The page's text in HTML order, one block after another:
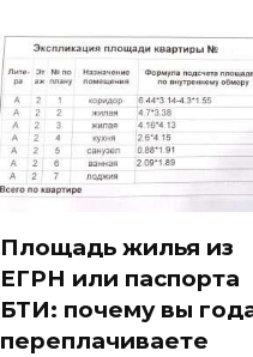
Площадь жилья из
ЕГРН или паспорта
БТИ: почему вы
переплачиваете